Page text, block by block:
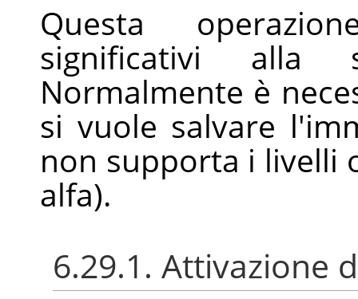
Questa
significativi alla
Normalmente è
si vuole salvare
non supporta i livelli
alfa).
6.29.1. Attivazione